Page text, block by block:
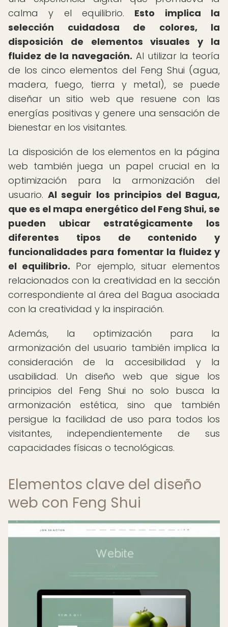
calma y el equilibrio. Esto implica la
selección cuidadosa de colores, la
disposición de elementos visuales y la
fluidez de la navegación. Al utilizar la teoría
de los cinco elementos del Feng Shui (agua,
madera, fuego, tierra y metal), se puede
diseñar un sitio web que resuene con las
energías positivas y genere una sensación de
bienestar en los visitantes.
La disposición de los elementos en la página
web también juega un papel crucial en la
optimización para la armonización del
usuario.Al seguir los principios del Bagua,
que es el mapa energético del Feng Shui, se
pueden ubicar estratégicamente los
diferentes tipos de contenido y
funcionalidades para fomentar la fluidez y
el equilibrio. Por ejemplo, situar elementos
relacionados con la creatividad en la sección
correspondiente al área del Bagua asociada
con la creatividad y la inspiración.
Además, la optimización para la
armonización del usuario también implica la
consideración de la accesibilidad y la
usabilidad. Un diseño web que sigue los
principios del Feng Shui no solo busca la
armonización estética, sino que también
persigue la facilidad de uso para todos los
visitantes, independientemente de sus
capacidades físicas o tecnológicas.
Elementos clave del diseño
web con Feng Shui